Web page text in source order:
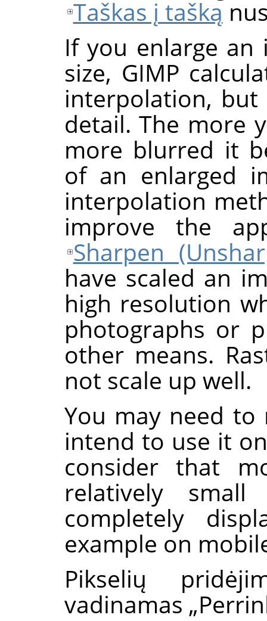
Taškas į tašką
If you enlarge an
size, GIMP
interpolation,
detail. The more
more blurred it
of an enlarged
interpolation
improve the
Sharpen
have scaled an
high resolution
photographs or
other means.
not scale up well.
You may need
intend to use it
consider that
relatively
completely
example on
Pikselių
vadinamas „